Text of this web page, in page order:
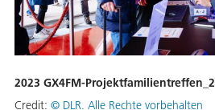
2023 GX4FM-Projektfamilientreffen_2
Credit: © DLR. Alle Rechte vorbehalten